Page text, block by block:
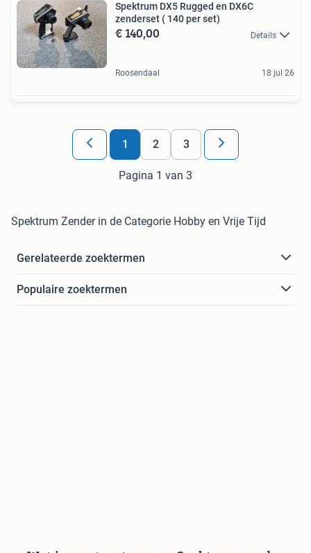
Spektrum DX5 Rugged en DX6C
zenderset ( 140 per set)
€ 140,00 Details
Roosendaal 18 jul 26
1 2 3
Pagina 1 van 3
Spektrum Zender in de Categorie Hobby en Vrije Tijd
Gerelateerde zoektermen
Populaire zoektermen